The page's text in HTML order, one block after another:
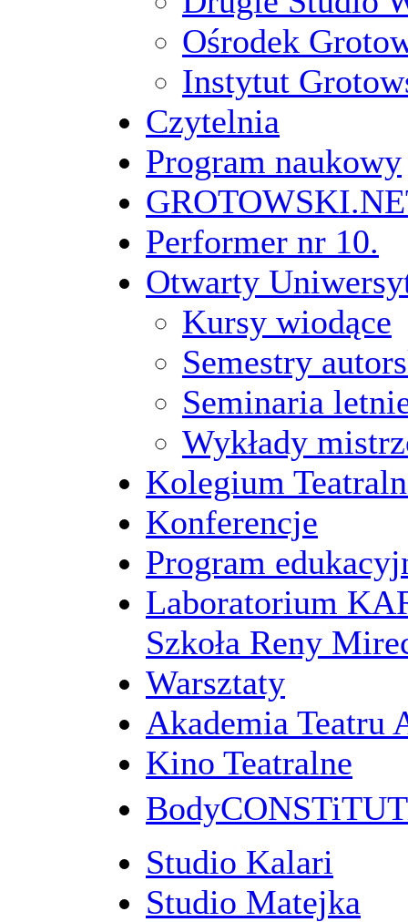
Ośrodek
Instytut
Czytelnia
Program naukowy
Performer nr 10.
Otwarty
Kursy wiodące
Semestry
Seminaria
Wykłady
Kolegium
Konferencje
Program
Laboratorium
Szkoła Reny
Warsztaty
Akademia Teatru
Kino Teatralne
Studio Kalari
Studio Matejka